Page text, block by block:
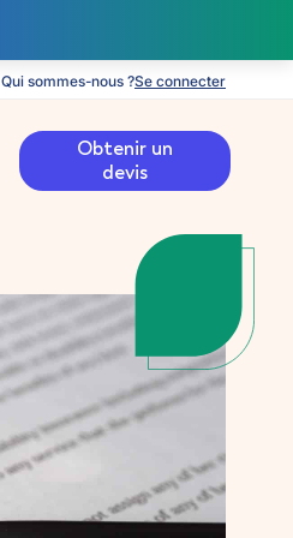
Qui sommes-nous ?Se connecter
Obtenir un
devis